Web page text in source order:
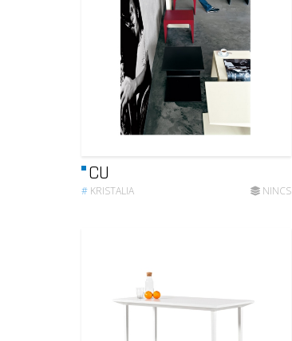
CU
# KRISTALIA NINCS